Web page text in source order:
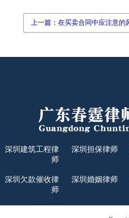
上一篇：在买卖合同中应注意的
深圳建筑工程律
师
深圳担保律师
深圳欠款催收律
师
深圳婚姻律师